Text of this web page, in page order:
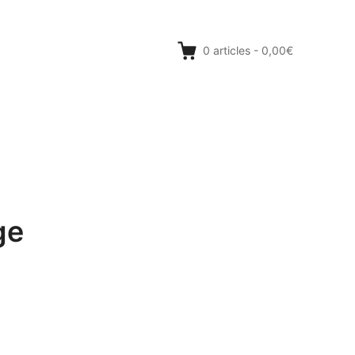
0 articles - 0,00€